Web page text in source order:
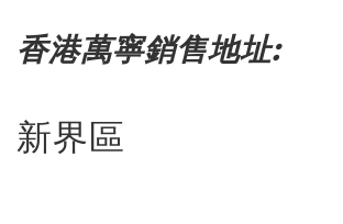
香港萬寧銷售地址:
新界區